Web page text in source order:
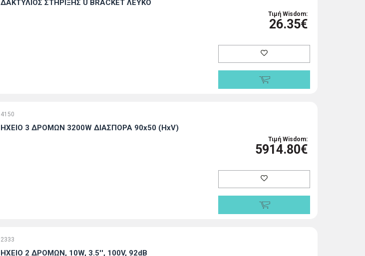
ΔΑΚΤΥΛΙΟΣ ΣΤΗΡΙΞΗΣ U BRACKET ΛΕΥΚΟ
Τιμή Wisdom:
26.35€
4150
HXEIO 3 ΔΡΟΜΩΝ 3200W ΔΙΑΣΠΟΡΑ 90x50 (HxV)
Τιμή Wisdom:
5914.80€
2333
ΗΧΕΙΟ 2 ΔΡΟΜΩΝ, 10W, 3.5'', 100V, 92dB